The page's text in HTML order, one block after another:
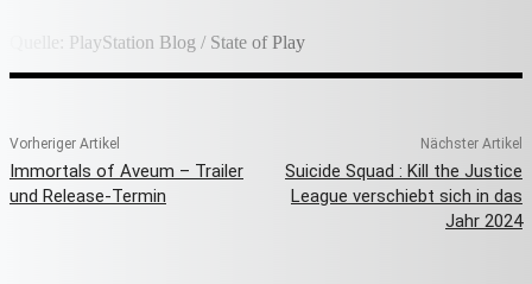
Quelle: PlayStation Blog / State of Play
Vorheriger Artikel
Immortals of Aveum – Trailer
und Release-Termin
Nächster Artikel
Suicide Squad : Kill the Justice
League verschiebt sich in das
Jahr 2024